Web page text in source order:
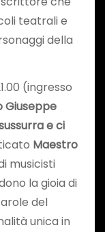
teatrali e
della
(ingresso
Giuseppe
e ci
Maestro
musicisti
la gioia di
del
unica in